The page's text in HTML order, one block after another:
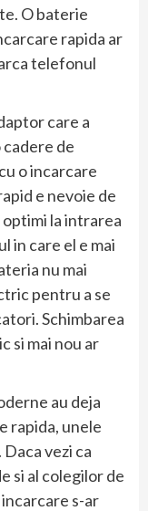
O baterie
rapida ar
telefonul
care a
cadere de
o incarcare
e nevoie de
la intrarea
in care el e mai
nu mai
pentru a se
Schimbarea
si mai nou ar
au deja
rapida, unele
vezi ca
si al colegilor de
incarcare s-ar